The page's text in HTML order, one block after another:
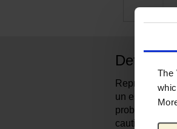
The
Detalles
un esqueleto
probable que
cautivadora